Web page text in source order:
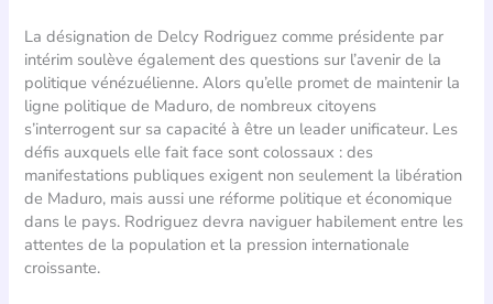
La désignation de Delcy Rodriguez comme présidente par
intérim soulève également des questions sur l’avenir de la
politique vénézuélienne. Alors qu’elle promet de maintenir la
ligne politique de Maduro, de nombreux citoyens
s’interrogent sur sa capacité à être un leader unificateur. Les
défis auxquels elle fait face sont colossaux : des
manifestations publiques exigent non seulement la libération
de Maduro, mais aussi une réforme politique et économique
dans le pays. Rodriguez devra naviguer habilement entre les
attentes de la population et la pression internationale
croissante.